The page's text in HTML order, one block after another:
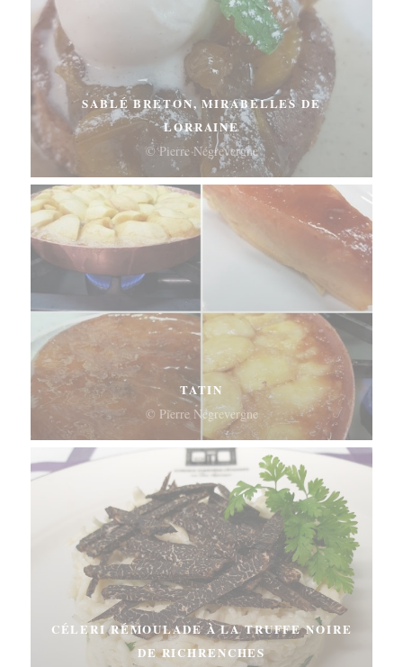
SABLÉ BRETON, MIRABELLES DE
LORRAINE
© Pierre Négrevergne
TATIN
© Pierre Négrevergne
CÉLERI RÉMOULADE À LA TRUFFE NOIRE
DE RICHRENCHES